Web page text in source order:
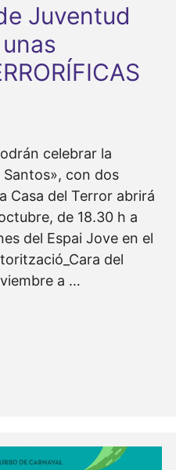
Juventud
celebrar la
con dos
Casa del Terror abrirá
de 18.30 h a
del Espai Jove en el
del
a …